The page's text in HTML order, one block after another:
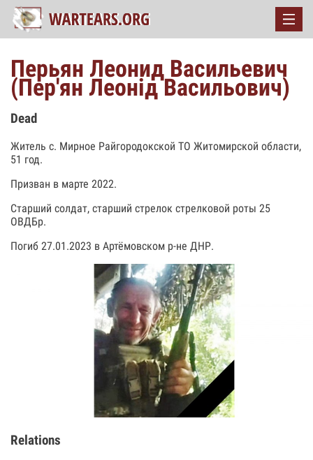
Перьян Леонид Васильевич
(Пер'ян Леонід Васильович)
Dead
Житель с. Мирное Райгородокской ТО Житомирской области,
51 год.
Призван в марте 2022.
Старший солдат, старший стрелок стрелковой роты 25
ОВДБр.
Погиб 27.01.2023 в Артёмовском р-не ДНР.
Relations